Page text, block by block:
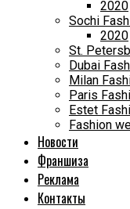
2020
Sochi
2020
St.
Dubai
Milan
Paris
Estet
Fashion
Новости
Франшиза
Реклама
Контакты